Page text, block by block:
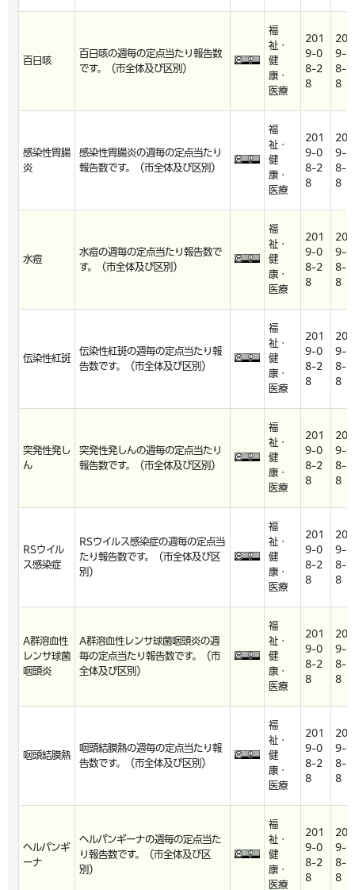
百日咳
百日咳の週毎の定点当たり報告数
です。（市全体及び区別）
福
祉・
健
康・
医療
201
9-0
8-2
8
201
9-0
8-2
8
感染性胃腸
炎
感染性胃腸炎の週毎の定点当たり
報告数です。（市全体及び区別）
福
祉・
健
康・
医療
201
9-0
8-2
8
201
9-0
8-2
8
水痘
水痘の週毎の定点当たり報告数で
す。（市全体及び区別）
福
祉・
健
康・
医療
201
9-0
8-2
8
201
9-0
8-2
8
伝染性紅斑
伝染性紅斑の週毎の定点当たり報
告数です。（市全体及び区別）
福
祉・
健
康・
医療
201
9-0
8-2
8
201
9-0
8-2
8
突発性発し
ん
突発性発しんの週毎の定点当たり
報告数です。（市全体及び区別）
福
祉・
健
康・
医療
201
9-0
8-2
8
201
9-0
8-2
8
RSウイル
ス感染症
RSウイルス感染症の週毎の定点当
たり報告数です。（市全体及び区
別）
福
祉・
健
康・
医療
201
9-0
8-2
8
201
9-0
8-2
8
A群溶血性
レンサ球菌
咽頭炎
A群溶血性レンサ球菌咽頭炎の週
毎の定点当たり報告数です。（市
全体及び区別）
福
祉・
健
康・
医療
201
9-0
8-2
8
201
9-0
8-2
8
咽頭結膜熱
咽頭結膜熱の週毎の定点当たり報
告数です。（市全体及び区別）
福
祉・
健
康・
医療
201
9-0
8-2
8
201
9-0
8-2
8
ヘルパンギ
ーナ
ヘルパンギーナの週毎の定点当た
り報告数です。（市全体及び区
別）
福
祉・
健
康・
医療
201
9-0
8-2
8
201
9-0
8-2
8